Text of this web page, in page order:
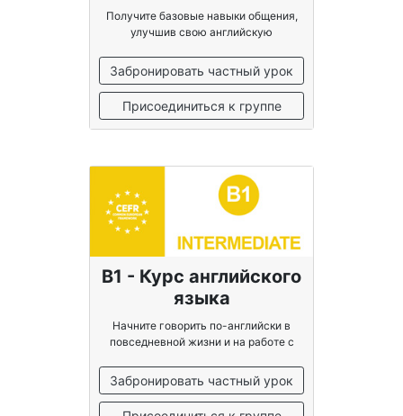
Получите базовые навыки общения,
улучшив свою английскую
Забронировать частный урок
Присоединиться к группе
B1 - Курс английского
языка
Начните говорить по-английски в
повседневной жизни и на работе с
Забронировать частный урок